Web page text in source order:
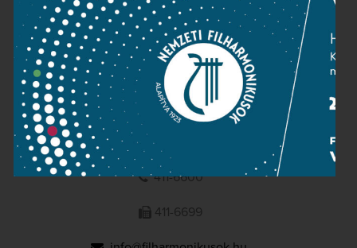
NEMZETI
FILHARMONIKUSOK
1095 Budapest, Komor Marcell u. 1. (Müpa)
411-6600
411-6699